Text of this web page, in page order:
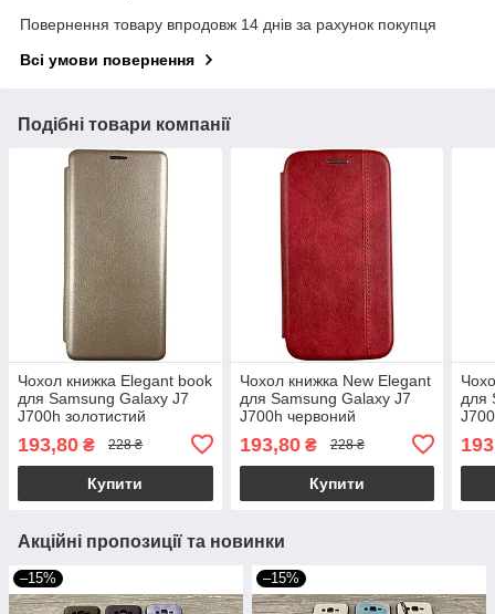
Повернення товару впродовж 14 днів за рахунок покупця
Всі умови повернення
Подібні товари компанії
Чохол книжка Elegant book
для Samsung Galaxy J7
J700h золотистий
193,80 ₴ 228 ₴
Купити
Чохол книжка New Elegant
для Samsung Galaxy J7
J700h червоний
193,80₴ 228 ₴
Купити
для
Акційні пропозиції та новинки
–15% –15%